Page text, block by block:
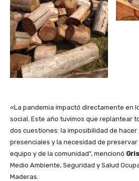
«La pandemia impactó directamente en
social. Este año tuvimos que replantear
dos cuestiones: la imposibilidad de
presenciales y la necesidad de
equipo y de la comunidad”, mencionó
Medio Ambiente, Seguridad y Salud
Maderas.